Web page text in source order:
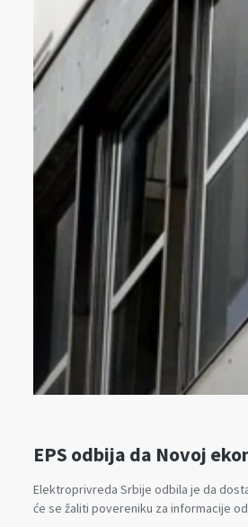
EPS odbija da Novoj
Elektroprivreda Srbije odbila je da
će se žaliti povereniku za informacije